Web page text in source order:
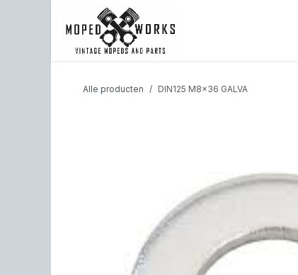
Alle producten DIN125 M8x36 GALVA